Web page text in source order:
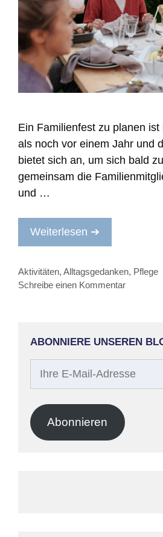
Ein Familienfest zu planen
als noch vor einem Jahr und
bietet sich an, um sich bald
gemeinsam die
und …
Weiterlesen ➔
Kategorien
Aktivitäten, Alltagsgedanken, Pflege
Schreibe einen Kommentar
ABONNIERE UNSEREN
Adresse
Abonnieren